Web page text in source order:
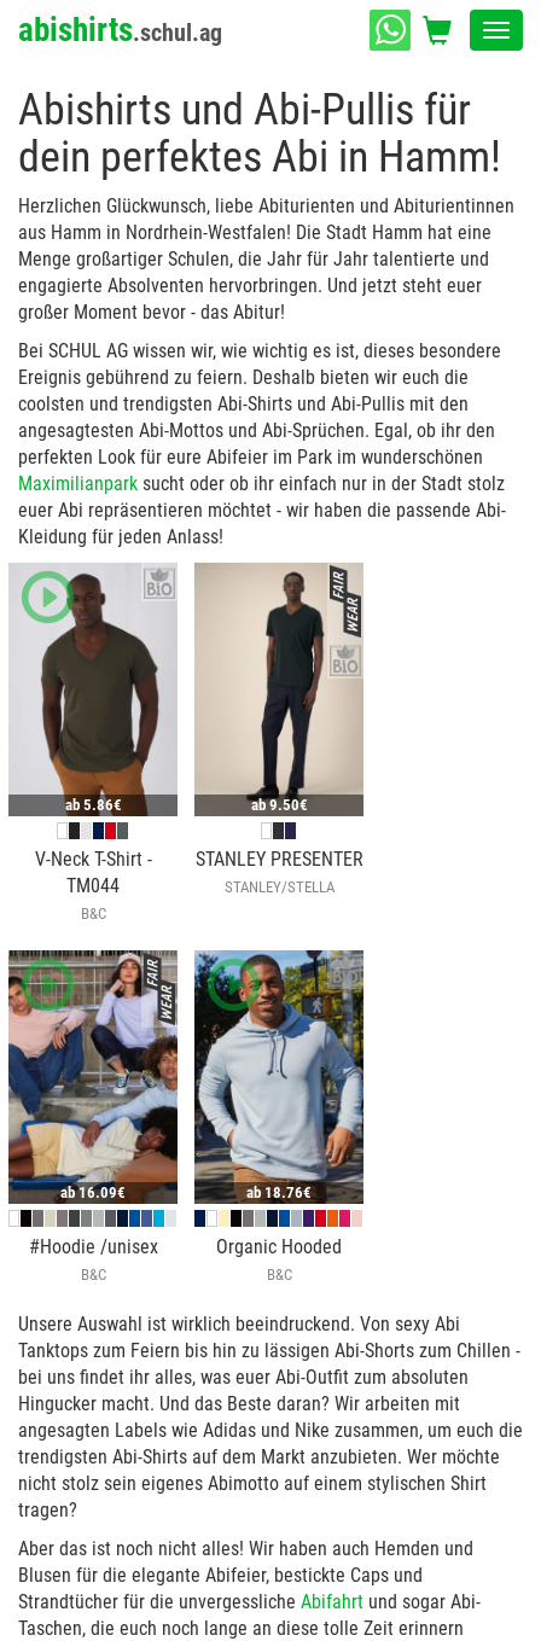
abishirts.schul.ag
Abishirts und Abi-Pullis für
dein perfektes Abi in Hamm!
Herzlichen Glückwunsch, liebe Abiturienten und Abiturientinnen
aus Hamm in Nordrhein-Westfalen! Die Stadt Hamm hat eine
Menge großartiger Schulen, die Jahr für Jahr talentierte und
engagierte Absolventen hervorbringen. Und jetzt steht euer
großer Moment bevor - das Abitur!
Bei SCHUL AG wissen wir, wie wichtig es ist, dieses besondere
Ereignis gebührend zu feiern. Deshalb bieten wir euch die
coolsten und trendigsten Abi-Shirts und Abi-Pullis mit den
angesagtesten Abi-Mottos und Abi-Sprüchen. Egal, ob ihr den
perfekten Look für eure Abifeier im Park im wunderschönen
Maximilianpark sucht oder ob ihr einfach nur in der Stadt stolz
euer Abi repräsentieren möchtet - wir haben die passende Abi-
Kleidung für jeden Anlass!
ab 5.86€
V-Neck T-Shirt -
TM044
B&C
ab9.50€
STANLEY PRESENTER
STANLEY/STELLA
ab16.09€
#Hoodie /unisex
B&C
ab18.76€
Organic Hooded
B&C
Unsere Auswahl ist wirklich beeindruckend. Von sexy Abi
Tanktops zum Feiern bis hin zu lässigen Abi-Shorts zum Chillen -
bei uns findet ihr alles, was euer Abi-Outfit zum absoluten
Hingucker macht. Und das Beste daran? Wir arbeiten mit
angesagten Labels wie Adidas und Nike zusammen, um euch die
trendigsten Abi-Shirts auf dem Markt anzubieten. Wer möchte
nicht stolz sein eigenes Abimotto auf einem stylischen Shirt
tragen?
Aber das ist noch nicht alles! Wir haben auch Hemden und
Blusen für die elegante Abifeier, bestickte Caps und
Strandtücher für die unvergessliche Abifahrt und sogar Abi-
Taschen, die euch noch lange an diese tolle Zeit erinnern